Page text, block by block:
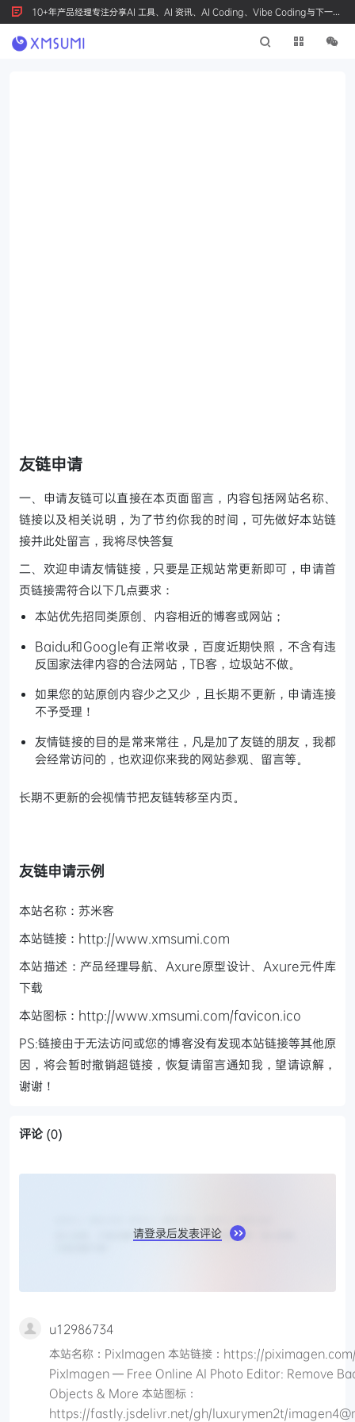
10+年产品经理专注分享AI 工具、AI 资讯、AI Coding、Vibe Coding与下一代
产品创新，按 Ctrl+D 收藏我们
友链申请
一、申请友链可以直接在本页面留言，内容包括网站名称、
链接以及相关说明，为了节约你我的时间，可先做好本站链
接并此处留言，我将尽快答复
二、欢迎申请友情链接，只要是正规站常更新即可，申请首
页链接需符合以下几点要求：
本站优先招同类原创、内容相近的博客或网站；
Baidu和Google有正常收录，百度近期快照，不含有违
反国家法律内容的合法网站，TB客，垃圾站不做。
如果您的站原创内容少之又少，且长期不更新，申请连接
不予受理！
友情链接的目的是常来常往，凡是加了友链的朋友，我都
会经常访问的，也欢迎你来我的网站参观、留言等。
长期不更新的会视情节把友链转移至内页。
友链申请示例
本站名称：苏米客
本站链接：http://www.xmsumi.com
本站描述：产品经理导航、Axure原型设计、Axure元件库
下载
本站图标：http://www.xmsumi.com/favicon.ico
PS:链接由于无法访问或您的博客没有发现本站链接等其他原
因，将会暂时撤销超链接，恢复请留言通知我，望请谅解，
谢谢！
评论 (0)
请登录后发表评论
u12986734
本站名称：PixImagen 本站链接：https://
PixImagen — Free Online AI Photo Editor: Remove
Objects & More 本站图标：
https://fastly.jsdelivr.net/gh/luxurymen2t/